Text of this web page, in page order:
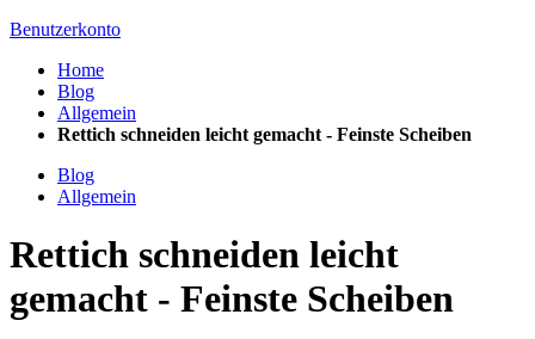
Benutzerkonto
Home
Blog
Allgemein
Rettich schneiden leicht gemacht - Feinste Scheiben
Blog
Allgemein
Rettich schneiden leicht
gemacht - Feinste Scheiben